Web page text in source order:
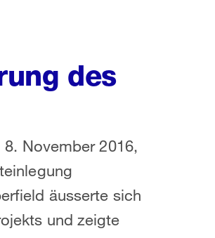
des
November 2016,
äusserte sich
und zeigte